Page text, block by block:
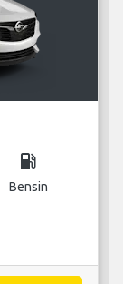
local_gas_station
Bensin